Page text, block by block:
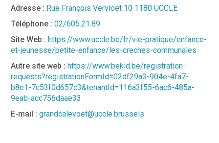
Adresse : Rue François Vervloet 10 1180 UCCLE
Téléphone :02/605.21.89
Site Web : https://www.uccle.be/fr/vie-pratique/enfance-
et-jeunesse/petite-enfance/les-creches-communales
Autre site web : https://www.bekid.be/registration-
requests?registrationFormId=02df29a3-904e-4fa7-
b8e1-7c53f0d657c3&tenantId=116a3f55-6ac6-485a-
9eab-acc756daae33
E-mail : grandcalevoet@uccle.brussels